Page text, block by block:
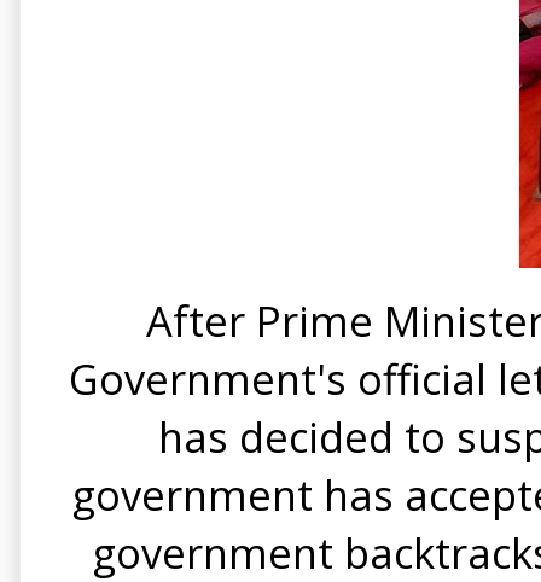
After Prime
Government's official
has decided to
government has
government